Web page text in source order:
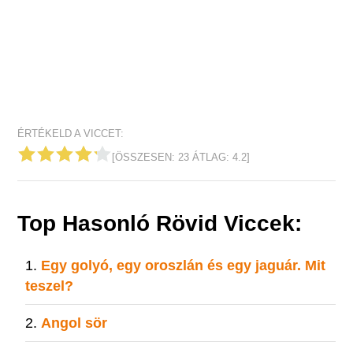
ÉRTÉKELD A VICCET:
[ÖSSZESEN:23 ÁTLAG:4.2]
Top Hasonló Rövid Viccek:
Egy golyó, egy oroszlán és egy jaguár. Mit
teszel?
Angol sör